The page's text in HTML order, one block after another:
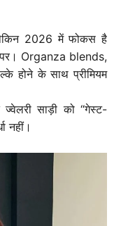
2026 में फोकस है
Organza blends,
होने के साथ प्रीमियम
साड़ी को “गेस्ट-
नहीं।